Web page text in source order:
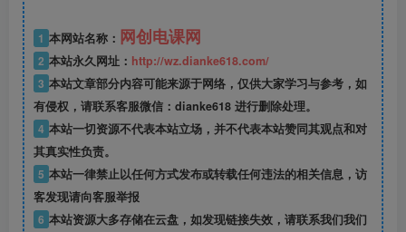
1 本网站名称： 网创电课网
2 本站永久网址： http://wz.dianke618.com/
3 本站文章部分内容可能来源于网络，仅供大家学习与参考，如
有侵权，请联系客服微信：dianke618 进行删除处理。
4 本站一切资源不代表本站立场，并不代表本站赞同其观点和对
其真实性负责。
5 本站一律禁止以任何方式发布或转载任何违法的相关信息，访
客发现请向客服举报
6 本站资源大多存储在云盘，如发现链接失效，请联系我们我们